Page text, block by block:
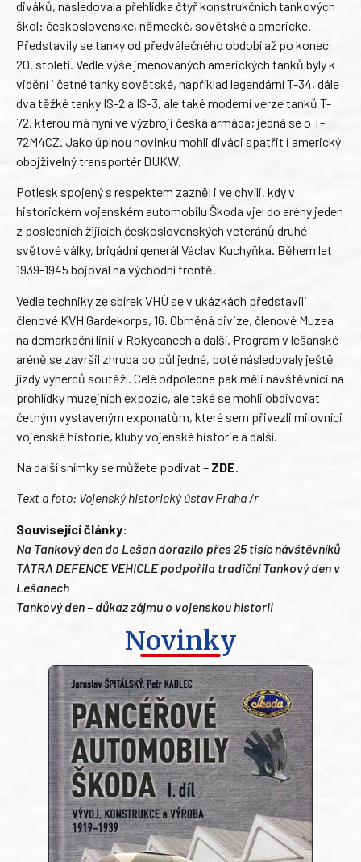
diváků, následovala přehlídka čtyř konstrukčních tankových
škol: československé, německé, sovětské a americké.
Představily se tanky od předválečného období až po konec
20. století. Vedle výše jmenovaných amerických tanků byly k
vidění i četné tanky sovětské, například legendární T-34, dále
dva těžké tanky IS-2 a IS-3, ale také moderní verze tanků T-
72, kterou má nyní ve výzbroji česká armáda; jedná se o T-
72M4CZ. Jako úplnou novinku mohli diváci spatřit i americký
obojživelný transportér DUKW.
Potlesk spojený s respektem zazněl i ve chvíli, kdy v
historickém vojenském automobilu Škoda vjel do arény jeden
z posledních žijících československých veteránů druhé
světové války, brigádní generál Václav Kuchyňka. Během let
1939-1945 bojoval na východní frontě.
Vedle techniky ze sbírek VHÚ se v ukázkách představili
členové KVH Gardekorps, 16. Obrněná divize, členové Muzea
na demarkační linii v Rokycanech a další. Program v lešanské
aréně se završil zhruba po půl jedné, poté následovaly ještě
jízdy výherců soutěží. Celé odpoledne pak měli návštěvníci na
prohlídky muzejních expozic, ale také se mohli obdivovat
četným vystaveným exponátům, které sem přivezli milovníci
vojenské historie, kluby vojenské historie a další.
Na další snímky se můžete podívat – ZDE.
Text a foto: Vojenský historický ústav Praha /r
Související články:
Na Tankový den do Lešan dorazilo přes 25 tisíc návštěvníků
TATRA DEFENCE VEHICLE podpořila tradiční Tankový den v
Lešanech
Tankový den – důkaz zájmu o vojenskou historii
Novinky